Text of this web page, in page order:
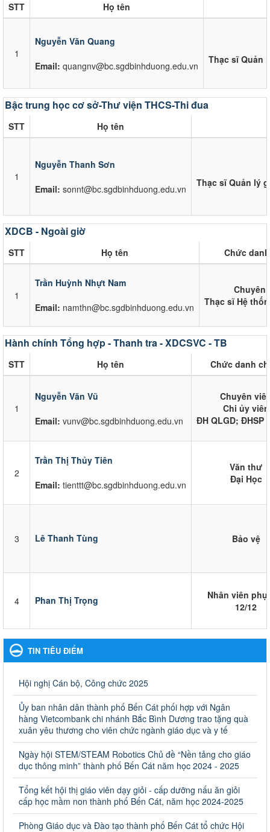
STT Họ tên
1
Nguyễn Văn Quang
Email: quangnv@bc.sgdbinhduong.edu.vn
Thạc sĩ Quản
Bậc trung học cơ sở-Thư viện THCS-Thi đua
STT Họ tên
1
Nguyễn Thanh Sơn
Email: sonnt@bc.sgdbinhduong.edu.vn
Thạc sĩ Quản lý
XDCB - Ngoài giờ
STT Họ tên Chức
1
Trần Huỳnh Nhựt Nam
Email: namthn@bc.sgdbinhduong.edu.vn
Chuyên
Thạc sĩ Hệ
Hành chính Tổng hợp - Thanh tra - XDCSVC - TB
STT Họ tên Chức danh
1
Nguyễn Văn Vũ
Email: vunv@bc.sgdbinhduong.edu.vn
Chuyên
Chi ủy viên
ĐH QLGD; ĐHSP
2
Trần Thị Thủy Tiên
Email: tienttt@bc.sgdbinhduong.edu.vn
Văn thư
Đại Học
3 Lê Thanh Tùng Bảo vệ
4 Phan Thị Trọng
Nhân viên
12/12
TIN TIÊU ĐIỂM
Hội nghị Cán bộ, Công chức 2025
Ủy ban nhân dân thành phố Bến Cát phối hợp với Ngân
hàng Vietcombank chi nhánh Bắc Bình Dương trao tặng quà
xuân yêu thương cho viên chức ngành giáo dục và y tế
Ngày hội STEM/STEAM Robotics Chủ đề “Nền tảng cho giáo
dục thông minh” thành phố Bến Cát năm học 2024 - 2025
Tổng kết hội thị giáo viên dạy giỏi - cấp dưỡng nấu ăn giỏi
cấp học mầm non thành phố Bến Cát, năm học 2024-2025
Phòng Giáo dục và Đào tạo thành phố Bến Cát tổ chức Hội